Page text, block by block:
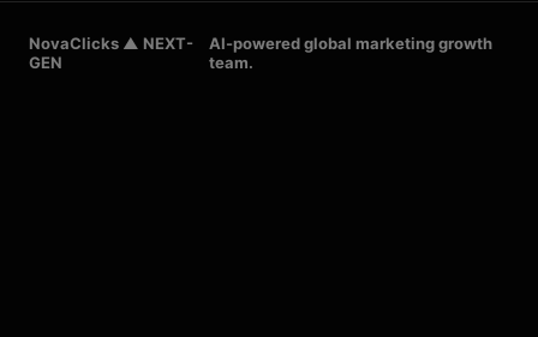
NovaClicks ▲ NEXT-
GEN
AI-powered global marketing growth
team.